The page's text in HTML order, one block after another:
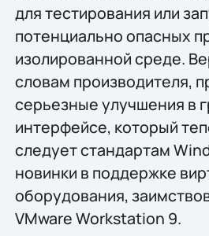
для тестирования или
потенциально опасных
изолированной среде.
словам производителя,
серьезные улучшения в
интерфейсе, который
следует стандартам
новинки в поддержке
оборудования,
VMware Workstation 9.